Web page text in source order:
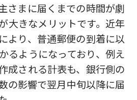
さまに届くまでの時間が劇
大きなメリットです。近年
より、普通郵便の到着に以
るようになっており、例え
成される計表も、銀行側の
の影響で翌月中旬以降に届